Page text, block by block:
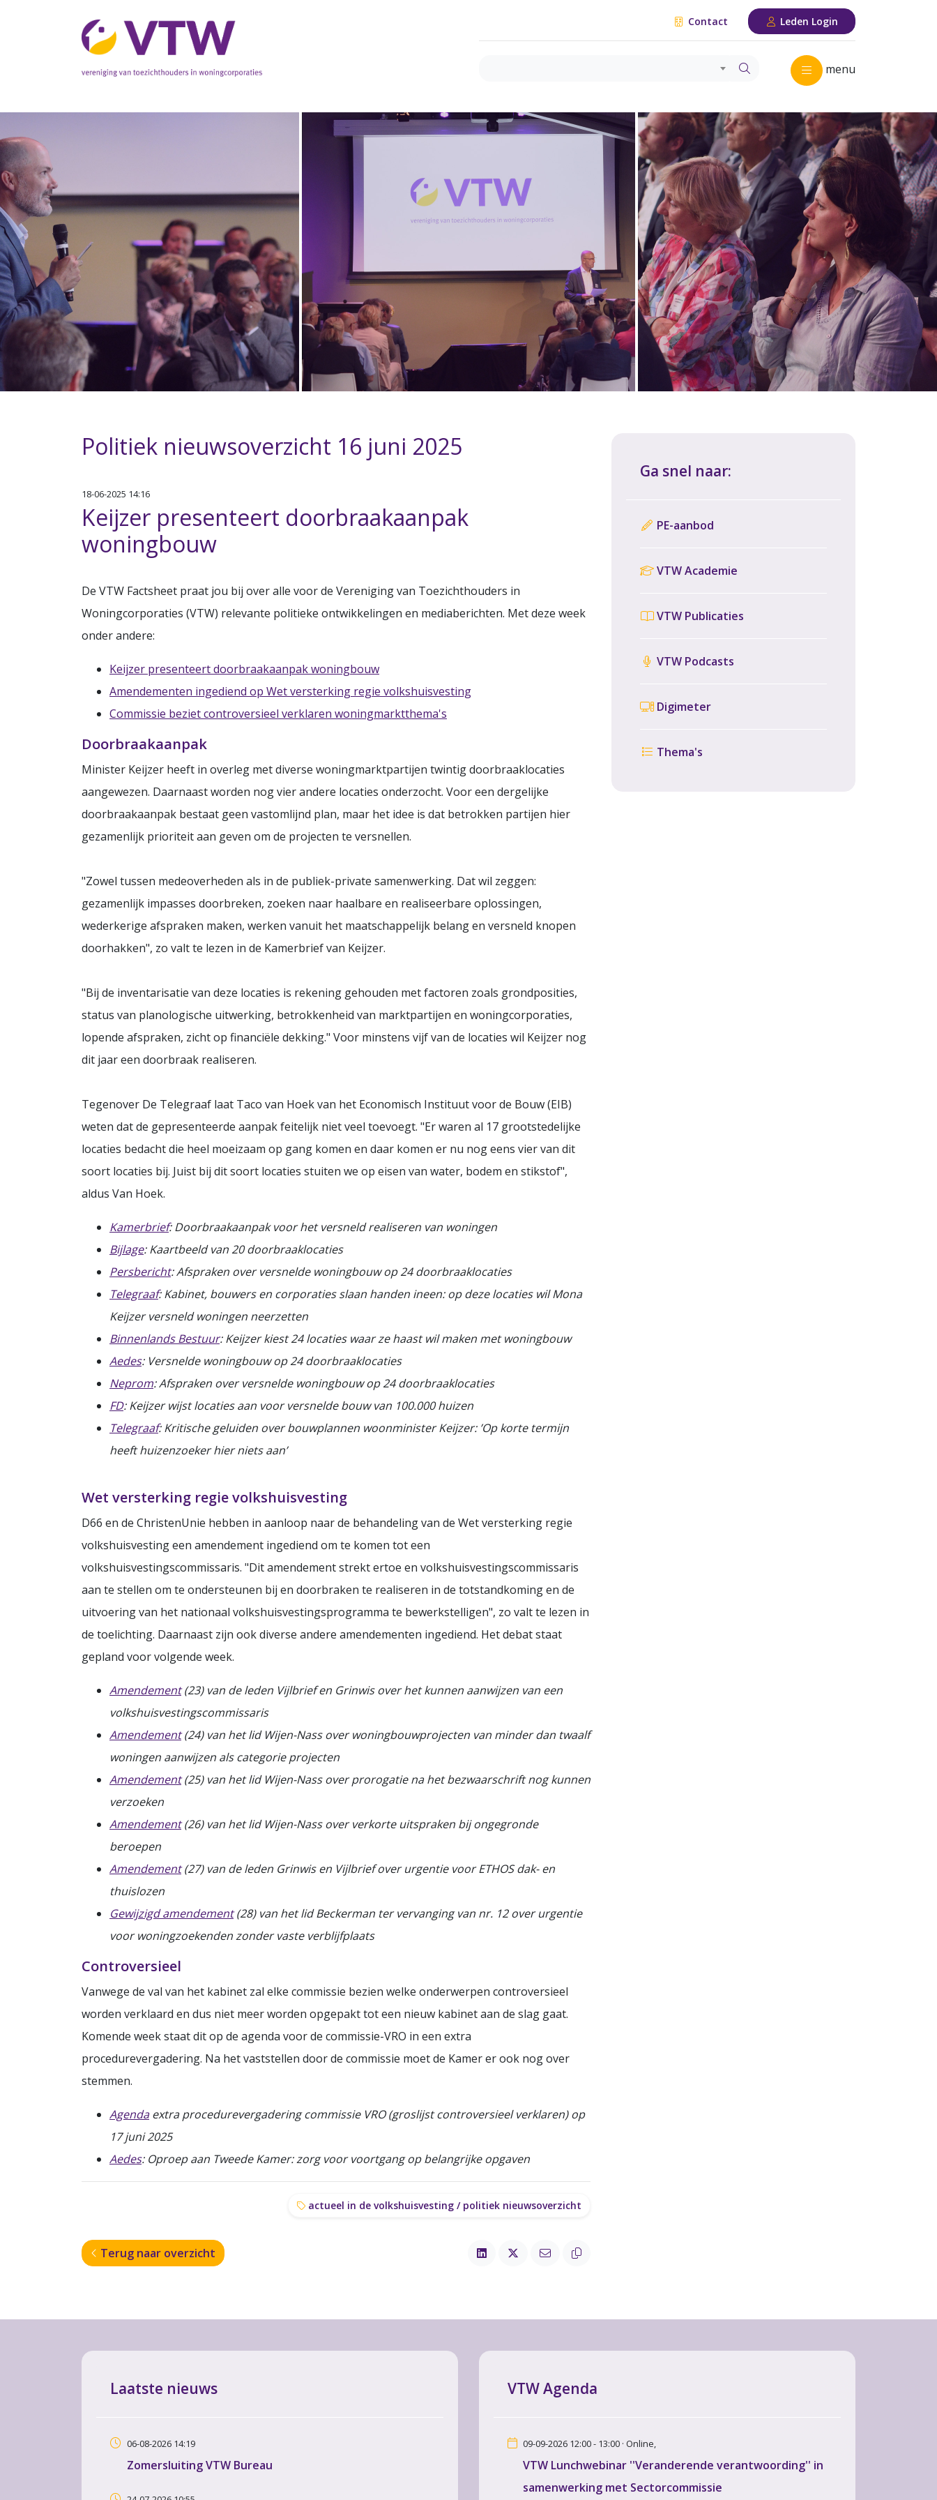
Contact Leden Login
menu
Politiek nieuwsoverzicht 16 juni 2025
18-06-2025 14:16
Keijzer presenteert doorbraakaanpak
woningbouw
De VTW Factsheet praat jou bij over alle voor de Vereniging van Toezichthouders in
Woningcorporaties (VTW) relevante politieke ontwikkelingen en mediaberichten. Met deze week
onder andere:
Keijzer presenteert doorbraakaanpak woningbouw
Amendementen ingediend op Wet versterking regie volkshuisvesting
Commissie beziet controversieel verklaren woningmarktthema's
Doorbraakaanpak
Minister Keijzer heeft in overleg met diverse woningmarktpartijen twintig doorbraaklocaties
aangewezen. Daarnaast worden nog vier andere locaties onderzocht. Voor een dergelijke
doorbraakaanpak bestaat geen vastomlijnd plan, maar het idee is dat betrokken partijen hier
gezamenlijk prioriteit aan geven om de projecten te versnellen.
"Zowel tussen medeoverheden als in de publiek-private samenwerking. Dat wil zeggen:
gezamenlijk impasses doorbreken, zoeken naar haalbare en realiseerbare oplossingen,
wederkerige afspraken maken, werken vanuit het maatschappelijk belang en versneld knopen
doorhakken", zo valt te lezen in de Kamerbrief van Keijzer.
"Bij de inventarisatie van deze locaties is rekening gehouden met factoren zoals grondposities,
status van planologische uitwerking, betrokkenheid van marktpartijen en woningcorporaties,
lopende afspraken, zicht op financiële dekking." Voor minstens vijf van de locaties wil Keijzer nog
dit jaar een doorbraak realiseren.
Tegenover De Telegraaf laat Taco van Hoek van het Economisch Instituut voor de Bouw (EIB)
weten dat de gepresenteerde aanpak feitelijk niet veel toevoegt. "Er waren al 17 grootstedelijke
locaties bedacht die heel moeizaam op gang komen en daar komen er nu nog eens vier van dit
soort locaties bij. Juist bij dit soort locaties stuiten we op eisen van water, bodem en stikstof",
aldus Van Hoek.
Kamerbrief: Doorbraakaanpak voor het versneld realiseren van woningen
Bijlage: Kaartbeeld van 20 doorbraaklocaties
Persbericht: Afspraken over versnelde woningbouw op 24 doorbraaklocaties
Telegraaf: Kabinet, bouwers en corporaties slaan handen ineen: op deze locaties wil Mona
Keijzer versneld woningen neerzetten
Binnenlands Bestuur: Keijzer kiest 24 locaties waar ze haast wil maken met woningbouw
Aedes: Versnelde woningbouw op 24 doorbraaklocaties
Neprom: Afspraken over versnelde woningbouw op 24 doorbraaklocaties
FD: Keijzer wijst locaties aan voor versnelde bouw van 100.000 huizen
Telegraaf: Kritische geluiden over bouwplannen woonminister Keijzer: ’Op korte termijn
heeft huizenzoeker hier niets aan’
Wet versterking regie volkshuisvesting
D66 en de ChristenUnie hebben in aanloop naar de behandeling van de Wet versterking regie
volkshuisvesting een amendement ingediend om te komen tot een
volkshuisvestingscommissaris. "Dit amendement strekt ertoe en volkshuisvestingscommissaris
aan te stellen om te ondersteunen bij en doorbraken te realiseren in de totstandkoming en de
uitvoering van het nationaal volkshuisvestingsprogramma te bewerkstelligen", zo valt te lezen in
de toelichting. Daarnaast zijn ook diverse andere amendementen ingediend. Het debat staat
gepland voor volgende week.
Amendement(23) van de leden Vijlbrief en Grinwis over het kunnen aanwijzen van een
volkshuisvestingscommissaris
Amendement(24) van het lid Wijen-Nass over woningbouwprojecten van minder dan twaalf
woningen aanwijzen als categorie projecten
Amendement(25) van het lid Wijen-Nass over prorogatie na het bezwaarschrift nog kunnen
verzoeken
Amendement(26) van het lid Wijen-Nass over verkorte uitspraken bij ongegronde
beroepen
Amendement(27) van de leden Grinwis en Vijlbrief over urgentie voor ETHOS dak- en
thuislozen
Gewijzigd amendement(28) van het lid Beckerman ter vervanging van nr. 12 over urgentie
voor woningzoekenden zonder vaste verblijfplaats
Controversieel
Vanwege de val van het kabinet zal elke commissie bezien welke onderwerpen controversieel
worden verklaard en dus niet meer worden opgepakt tot een nieuw kabinet aan de slag gaat.
Komende week staat dit op de agenda voor de commissie-VRO in een extra
procedurevergadering. Na het vaststellen door de commissie moet de Kamer er ook nog over
stemmen.
Agendaextra procedurevergadering commissie VRO (groslijst controversieel verklaren) op
17 juni 2025
Aedes: Oproep aan Tweede Kamer: zorg voor voortgang op belangrijke opgaven
actueel in de volkshuisvesting / politiek nieuwsoverzicht
Terug naar overzicht
Ga snel naar:
PE-aanbod
VTW Academie
VTW Publicaties
VTW Podcasts
Digimeter
Thema's
Laatste nieuws
06-08-2026 14:19
Zomersluiting VTW Bureau
VTW Agenda
09-09-2026 12:00 - 13:00 · Online,
VTW Lunchwebinar ''Veranderende verantwoording'' in
samenwerking met Sectorcommissie